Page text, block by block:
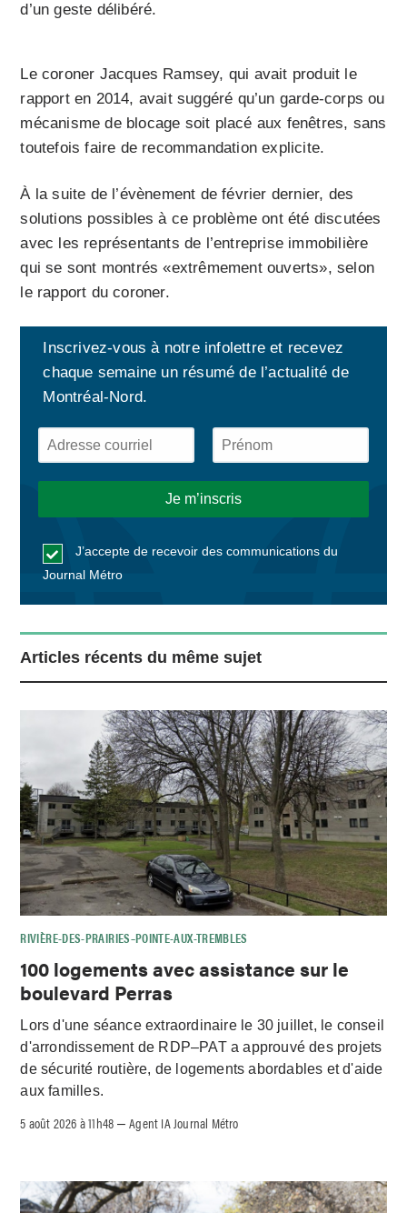
d’un geste délibéré.
Le coroner Jacques Ramsey, qui avait produit le
rapport en 2014, avait suggéré qu’un garde-corps ou
mécanisme de blocage soit placé aux fenêtres, sans
toutefois faire de recommandation explicite.
À la suite de l’évènement de février dernier, des
solutions possibles à ce problème ont été discutées
avec les représentants de l’entreprise immobilière
qui se sont montrés «extrêmement ouverts», selon
le rapport du coroner.
Inscrivez-vous à notre infolettre et recevez
chaque semaine un résumé de l’actualité de
Montréal-Nord.
J’accepte de recevoir des communications du
Journal Métro
Articles récents du même sujet
RIVIÈRE-DES-PRAIRIES–POINTE-AUX-TREMBLES
100 logements avec assistance sur le
boulevard Perras
Lors d'une séance extraordinaire le 30 juillet, le conseil
d'arrondissement de RDP–PAT a approuvé des projets
de sécurité routière, de logements abordables et d'aide
aux familles.
5 août 2026 à 11h48 –Agent IA Journal Métro